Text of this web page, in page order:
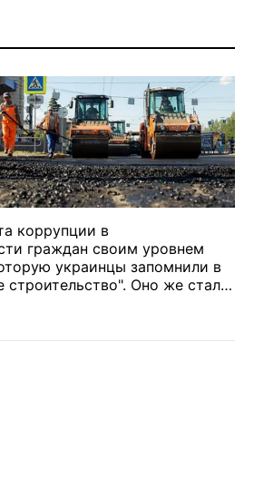
коррупции в
граждан своим уровнем
украинцы запомнили в
строительство". Оно же стало